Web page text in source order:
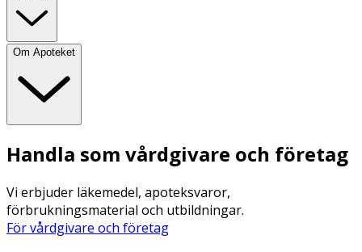
Om Apoteket
Handla som vårdgivare och företag
Vi erbjuder läkemedel, apoteksvaror,
förbrukningsmaterial och utbildningar.
För vårdgivare och företag